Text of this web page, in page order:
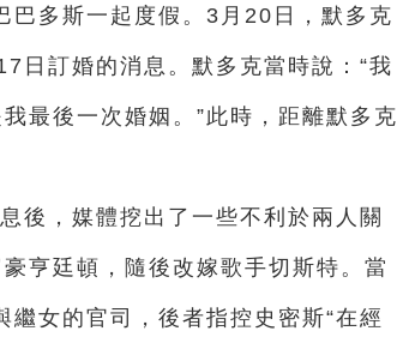
巴多斯一起度假。3月20日，默多克
日訂婚的消息。默多克當時說：“我
最後一次婚姻。”此時，距離默多克
後，媒體挖出了一些不利於兩人關
亨廷頓，隨後改嫁歌手切斯特。當
女的官司，後者指控史密斯“在經